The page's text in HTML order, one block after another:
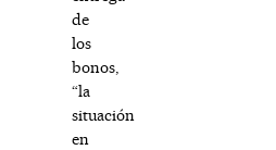
de
los
bonos,
“la
situación
en